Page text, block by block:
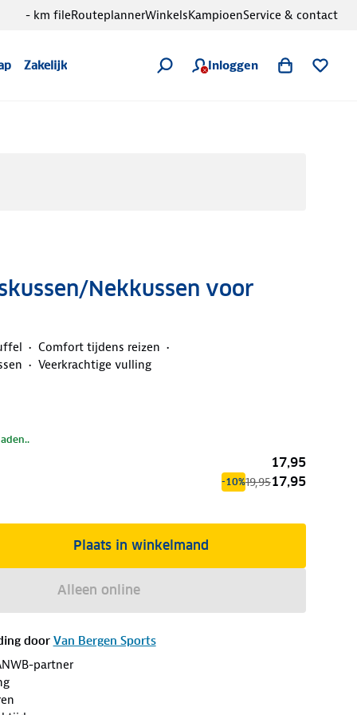
Zakelijk Inloggen
- km fileRouteplannerWinkelsKampioenService & contact
Nekkussen voor
Comfort tijdens reizen
Veerkrachtige vulling
17,95
-10%19,9517,95
Plaats in winkelmand
Alleen online
door Van Bergen Sports
partner